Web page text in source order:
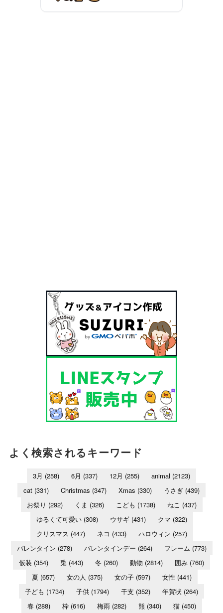
よく検索されるキーワード
3月 (258) 6月 (337) 12月 (255) animal (2123)
cat (331) Christmas (347) Xmas (330) うさぎ (439)
お祭り (292) くま (326) こども (1738) ねこ (437)
ゆるくて可愛い(308) ウサギ(431) クマ (322)
クリスマス (447) ネコ (433) ハロウィン (257)
バレンタイン (278) バレンタインデー (264) フレーム (773)
仮装 (354) 兎 (443) 冬 (260) 動物 (2814) 囲み (760)
夏 (657) 女の人 (375) 女の子(597) 女性 (441)
子ども (1734) 子供 (1794) 干支 (352) 年賀状 (264)
春(288) 枠(616) 梅雨(282) 熊 (340) 猫(450)